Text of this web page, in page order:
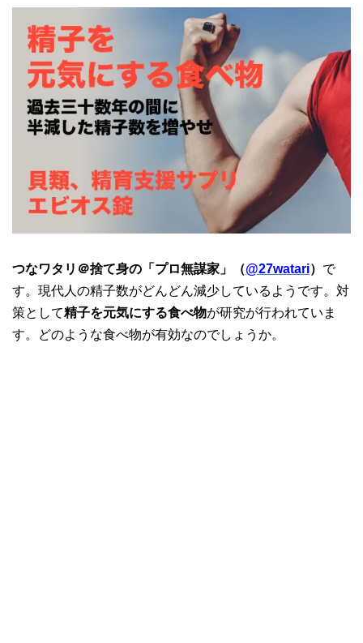
つなワタリ＠捨て身の「プロ無謀家」（@27watari） で
す。現代人の精子数がどんどん減少しているようです。対
策として精子を元気にする食べ物が研究が行われていま
す。どのような食べ物が有効なのでしょうか。